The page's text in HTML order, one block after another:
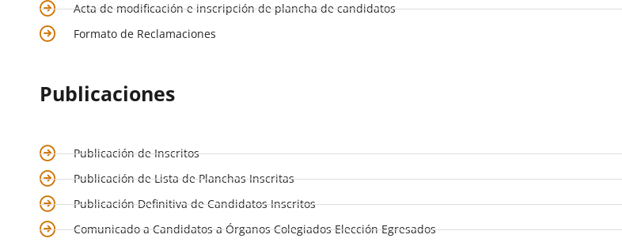
Acta de modificación e inscripción de plancha de candidatos
Formato de Reclamaciones
Publicaciones
Publicación de Inscritos
Publicación de Lista de Planchas Inscritas
Publicación Definitiva de Candidatos Inscritos
Comunicado a Candidatos a Órganos Colegiados Elección Egresados